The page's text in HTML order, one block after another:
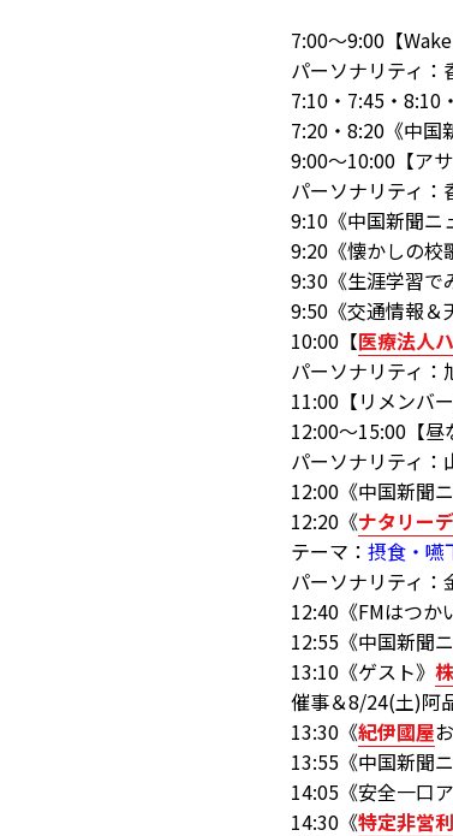
7:00～9:00【
パーソナリティ：
7:10・7:45・8:10
7:20・8:20《中国
9:00～10:00【アサ
パーソナリティ：
9:10《中国新聞ニ
9:20《懐かしの校
9:30《生涯学習で
9:50《交通情報＆
10:00【医療法人
パーソナリティ：
11:00【リメンバ
12:00～15:00【昼
パーソナリティ：
12:00《中国新聞
12:20《ナタリー
テーマ： 摂食・嚥
パーソナリティ：
12:40《FMはつか
12:55《中国新聞
13:10《ゲスト》
催事＆8/24(土)阿
13:30《紀伊國屋
13:55《中国新聞
14:05《安全一口
14:30《特定非営